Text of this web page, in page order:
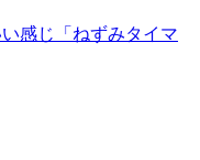
感じ「ねずみタイマ